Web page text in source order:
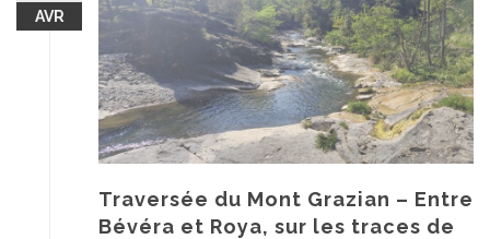
AVR
Traversée du Mont Grazian – Entre
Bévéra et Roya, sur les traces de